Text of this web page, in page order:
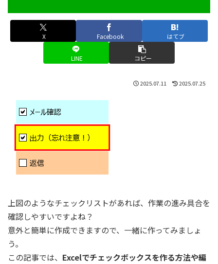
X Facebook はてブ
LINE コピー
2025.07.11 2025.07.25
上図のようなチェックリストがあれば、作業の進み具合を
確認しやすいですよね？
意外と簡単に作成できますので、一緒に作ってみましょ
う。
この記事では、 Excelでチェックボックスを作る方法や編